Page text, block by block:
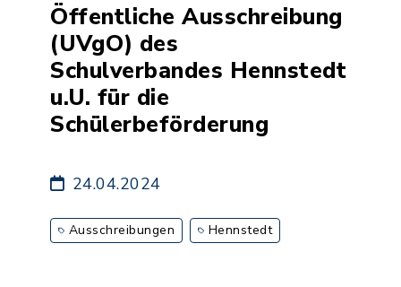
Öffentliche Ausschreibung
(UVgO) des
Schulverbandes Hennstedt
u.U. für die
Schülerbeförderung
24.04.2024
Ausschreibungen Hennstedt